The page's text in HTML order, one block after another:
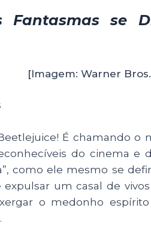
Fantasmas se
[Imagem: Warner
É chamando o
do cinema e
como ele mesmo se
um casal de
o medonho